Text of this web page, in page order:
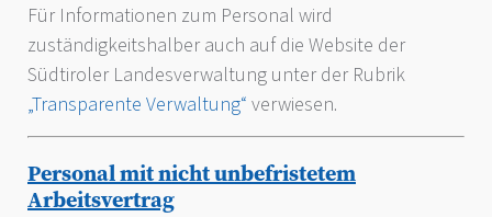
Für Informationen zum Personal wird
zuständigkeitshalber auch auf die Website der
Südtiroler Landesverwaltung unter der Rubrik
„Transparente Verwaltung“ verwiesen.
Personal mit nicht unbefristetem
Arbeitsvertrag